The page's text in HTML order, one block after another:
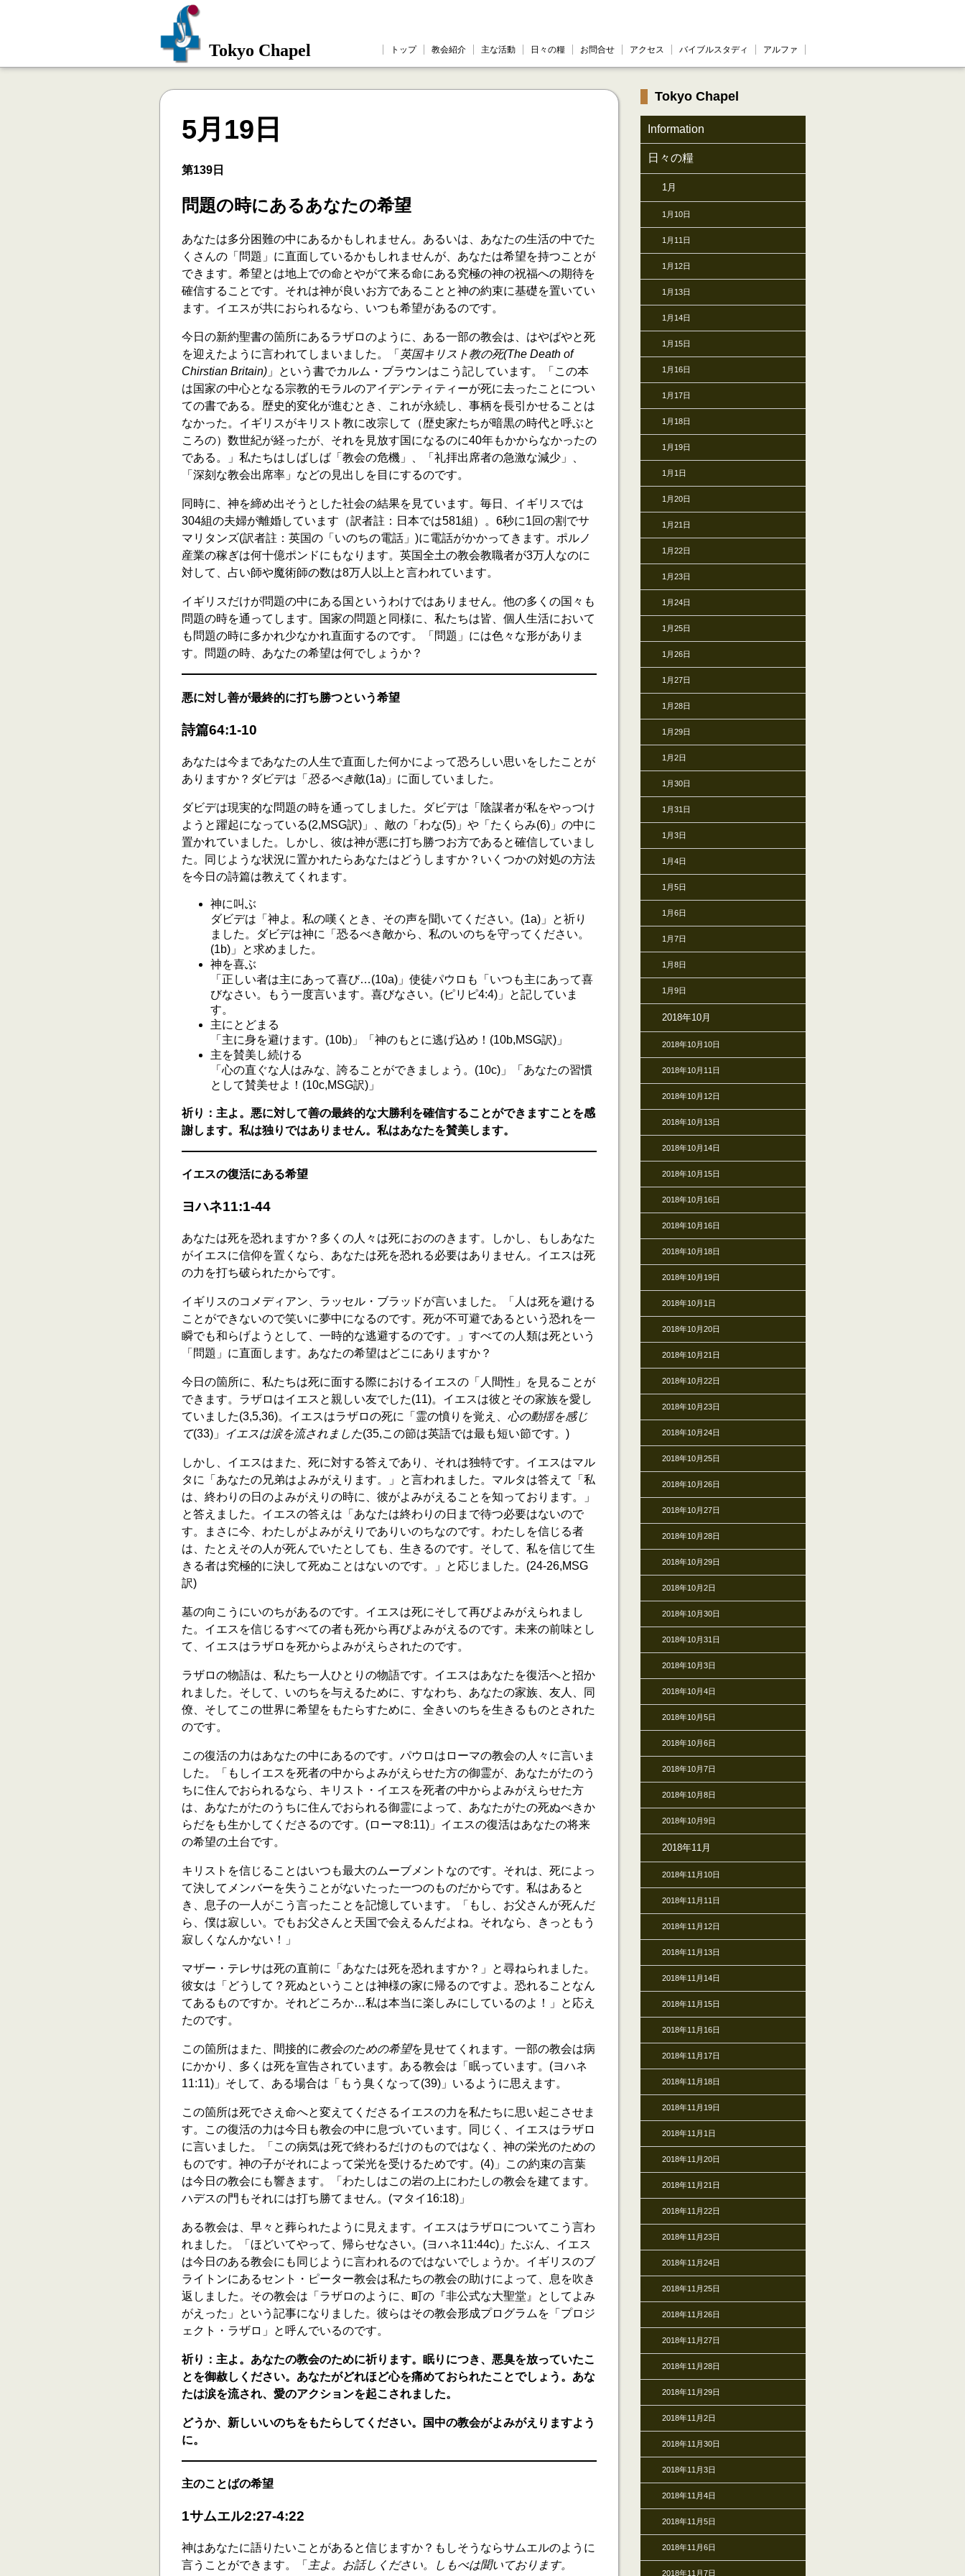
Tokyo Chapel トップ 教会紹介 主な活動 日々の糧 お問合せ アクセス バイブルスタディ アルファ
5月19日
第139日
問題の時にあるあなたの希望
あなたは多分困難の中にあるかもしれません。あるいは、あなたの生活の中でた
くさんの「問題」に直面しているかもしれませんが、あなたは希望を持つことが
できます。希望とは地上での命とやがて来る命にある究極の神の祝福への期待を
確信することです。それは神が良いお方であることと神の約束に基礎を置いてい
ます。イエスが共におられるなら、いつも希望があるのです。
今日の新約聖書の箇所にあるラザロのように、ある一部の教会は、はやばやと死
を迎えたように言われてしまいました。「 英国キリスト教の死(The Death of
Chirstian Britain) 」という書でカルム・ブラウンはこう記しています。「この本
は国家の中心となる宗教的モラルのアイデンティティーが死に去ったことについ
ての書である。歴史的変化が進むとき、これが永続し、事柄を長引かせることは
なかった。イギリスがキリスト教に改宗して（歴史家たちが暗黒の時代と呼ぶと
ころの）数世紀が経ったが、それを見放す国になるのに40年もかからなかったの
である。」私たちはしばしば「教会の危機」、「礼拝出席者の急激な減少」、
「深刻な教会出席率」などの見出しを目にするのです。
同時に、神を締め出そうとした社会の結果を見ています。毎日、イギリスでは
304組の夫婦が離婚しています（訳者註：日本では581組）。6秒に1回の割でサ
マリタンズ(訳者註：英国の「いのちの電話」)に電話がかかってきます。ポルノ
産業の稼ぎは何十億ポンドにもなります。英国全土の教会教職者が3万人なのに
対して、占い師や魔術師の数は8万人以上と言われています。
イギリスだけが問題の中にある国というわけではありません。他の多くの国々も
問題の時を通ってします。国家の問題と同様に、私たちは皆、個人生活において
も問題の時に多かれ少なかれ直面するのです。「問題」には色々な形がありま
す。問題の時、あなたの希望は何でしょうか？
悪に対し善が最終的に打ち勝つという希望
詩篇64:1-10
あなたは今まであなたの人生で直面した何かによって恐ろしい思いをしたことが
ありますか？ダビデは「 恐るべき敵(1a)」に面していました。
ダビデは現実的な問題の時を通ってしました。ダビデは「陰謀者が私をやっつけ
ようと躍起になっている(2,MSG訳)」、敵の「わな(5)」や「たくらみ(6)」の中に
置かれていました。しかし、彼は神が悪に打ち勝つお方であると確信していまし
た。同じような状況に置かれたらあなたはどうしますか？いくつかの対処の方法
を今日の詩篇は教えてくれます。
神に叫ぶ
ダビデは「神よ。私の嘆くとき、その声を聞いてください。(1a)」と祈り
ました。ダビデは神に「恐るべき敵から、私のいのちを守ってください。
(1b)」と求めました。
神を喜ぶ
「正しい者は主にあって喜び…(10a)」使徒パウロも「いつも主にあって喜
びなさい。もう一度言います。喜びなさい。(ピリピ4:4)」と記していま
す。
主にとどまる
「主に身を避けます。(10b)」「神のもとに逃げ込め！(10b,MSG訳)」
主を賛美し続ける
「心の直ぐな人はみな、誇ることができましょう。(10c)」「あなたの習慣
として賛美せよ！(10c,MSG訳)」
祈り：主よ。悪に対して善の最終的な大勝利を確信することができますことを感
謝します。私は独りではありません。私はあなたを賛美します。
イエスの復活にある希望
ヨハネ11:1-44
あなたは死を恐れますか？多くの人々は死におののきます。しかし、もしあなた
がイエスに信仰を置くなら、あなたは死を恐れる必要はありません。イエスは死
の力を打ち破られたからです。
イギリスのコメディアン、ラッセル・ブラッドが言いました。「人は死を避ける
ことができないので笑いに夢中になるのです。死が不可避であるという恐れを一
瞬でも和らげようとして、一時的な逃避するのです。」すべての人類は死という
「問題」に直面します。あなたの希望はどこにありますか？
今日の箇所に、私たちは死に面する際におけるイエスの「人間性」を見ることが
できます。ラザロはイエスと親しい友でした(11)。イエスは彼とその家族を愛し
ていました(3,5,36)。イエスはラザロの死に「霊の憤りを覚え、 心の動揺を感じ
て(33)」 イエスは涙を流されました(35,この節は英語では最も短い節です。)
しかし、イエスはまた、死に対する答えであり、それは独特です。イエスはマル
タに「あなたの兄弟はよみがえります。」と言われました。マルタは答えて「私
は、終わりの日のよみがえりの時に、彼がよみがえることを知っております。」
と答えました。イエスの答えは「あなたは終わりの日まで待つ必要はないので
す。まさに今、わたしがよみがえりでありいのちなのです。わたしを信じる者
は、たとえその人が死んでいたとしても、生きるのです。そして、私を信じて生
きる者は究極的に決して死ぬことはないのです。」と応じました。(24-26,MSG
訳)
墓の向こうにいのちがあるのです。イエスは死にそして再びよみがえられまし
た。イエスを信じるすべての者も死から再びよみがえるのです。未来の前味とし
て、イエスはラザロを死からよみがえらされたのです。
ラザロの物語は、私たち一人ひとりの物語です。イエスはあなたを復活へと招か
れました。そして、いのちを与えるために、すなわち、あなたの家族、友人、同
僚、そしてこの世界に希望をもたらすために、全きいのちを生きるものとされた
のです。
この復活の力はあなたの中にあるのです。パウロはローマの教会の人々に言いま
した。「もしイエスを死者の中からよみがえらせた方の御霊が、あなたがたのう
ちに住んでおられるなら、キリスト・イエスを死者の中からよみがえらせた方
は、あなたがたのうちに住んでおられる御霊によって、あなたがたの死ぬべきか
らだをも生かしてくださるのです。(ローマ8:11)」イエスの復活はあなたの将来
の希望の土台です。
キリストを信じることはいつも最大のムーブメントなのです。それは、死によっ
て決してメンバーを失うことがないたった一つのものだからです。私はあると
き、息子の一人がこう言ったことを記憶しています。「もし、お父さんが死んだ
ら、僕は寂しい。でもお父さんと天国で会えるんだよね。それなら、きっともう
寂しくなんかない！」
マザー・テレサは死の直前に「あなたは死を恐れますか？」と尋ねられました。
彼女は「どうして？死ぬということは神様の家に帰るのですよ。恐れることなん
てあるものですか。それどころか…私は本当に楽しみにしているのよ！」と応え
たのです。
この箇所はまた、間接的に教会のための希望を見せてくれます。一部の教会は病
にかかり、多くは死を宣告されています。ある教会は「眠っています。(ヨハネ
11:11)」そして、ある場合は「もう臭くなって(39)」いるように思えます。
この箇所は死でさえ命へと変えてくださるイエスの力を私たちに思い起こさせま
す。この復活の力は今日も教会の中に息づいています。同じく、イエスはラザロ
に言いました。「この病気は死で終わるだけのものではなく、神の栄光のための
ものです。神の子がそれによって栄光を受けるためです。(4)」この約束の言葉
は今日の教会にも響きます。「わたしはこの岩の上にわたしの教会を建てます。
ハデスの門もそれには打ち勝てません。(マタイ16:18)」
ある教会は、早々と葬られたように見えます。イエスはラザロについてこう言わ
れました。「ほどいてやって、帰らせなさい。(ヨハネ11:44c)」たぶん、イエス
は今日のある教会にも同じように言われるのではないでしょうか。イギリスのブ
ライトンにあるセント・ピーター教会は私たちの教会の助けによって、息を吹き
返しました。その教会は「ラザロのように、町の『非公式な大聖堂』としてよみ
がえった」という記事になりました。彼らはその教会形成プログラムを「プロジ
ェクト・ラザロ」と呼んでいるのです。
祈り：主よ。あなたの教会のために祈ります。眠りにつき、悪臭を放っていたこ
とを御赦しください。あなたがどれほど心を痛めておられたことでしょう。あな
たは涙を流され、愛のアクションを起こされました。
どうか、新しいいのちをもたらしてください。国中の教会がよみがえりますよう
に。
主のことばの希望
1サムエル2:27-4:22
神はあなたに語りたいことがあると信じますか？もしそうならサムエルのように
言うことができます。「 主よ。お話しください。しもべは聞いております。
Tokyo Chapel
Information
日々の糧
1月
1月10日
1月11日
1月12日
1月13日
1月14日
1月15日
1月16日
1月17日
1月18日
1月19日
1月1日
1月20日
1月21日
1月22日
1月23日
1月24日
1月25日
1月26日
1月27日
1月28日
1月29日
1月2日
1月30日
1月31日
1月3日
1月4日
1月5日
1月6日
1月7日
1月8日
1月9日
2018年10月
2018年10月10日
2018年10月11日
2018年10月12日
2018年10月13日
2018年10月14日
2018年10月15日
2018年10月16日
2018年10月16日
2018年10月18日
2018年10月19日
2018年10月1日
2018年10月20日
2018年10月21日
2018年10月22日
2018年10月23日
2018年10月24日
2018年10月25日
2018年10月26日
2018年10月27日
2018年10月28日
2018年10月29日
2018年10月2日
2018年10月30日
2018年10月31日
2018年10月3日
2018年10月4日
2018年10月5日
2018年10月6日
2018年10月7日
2018年10月8日
2018年10月9日
2018年11月
2018年11月10日
2018年11月11日
2018年11月12日
2018年11月13日
2018年11月14日
2018年11月15日
2018年11月16日
2018年11月17日
2018年11月18日
2018年11月19日
2018年11月1日
2018年11月20日
2018年11月21日
2018年11月22日
2018年11月23日
2018年11月24日
2018年11月25日
2018年11月26日
2018年11月27日
2018年11月28日
2018年11月29日
2018年11月2日
2018年11月30日
2018年11月3日
2018年11月4日
2018年11月5日
2018年11月6日
2018年11月7日